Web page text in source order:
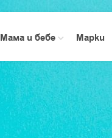
Мама и бебе Марки